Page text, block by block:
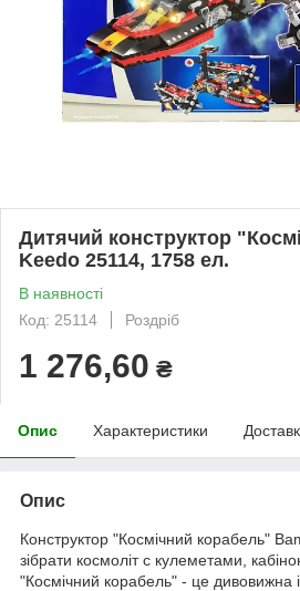
Дитячий конструктор
Keedo 25114, 1758 ел.
В наявності
Код: 25114
Роздріб
1 276,60 ₴
Опис Характеристики
Опис
Конструктор "Космічний корабель"
зібрати космоліт c кулеметами,
"Космічний корабель" - це дивовижна